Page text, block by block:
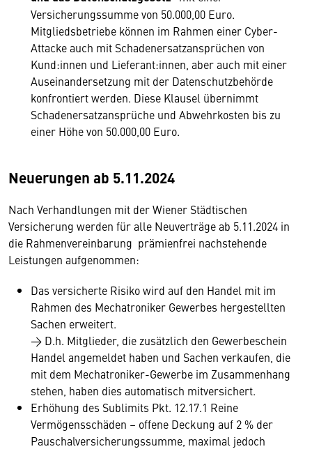
Versicherungssumme von 50.000,00 Euro.
Mitgliedsbetriebe können im Rahmen einer Cyber-
Attacke auch mit Schadenersatzansprüchen von
Kund:innen und Lieferant:innen, aber auch mit einer
Auseinandersetzung mit der Datenschutzbehörde
konfrontiert werden. Diese Klausel übernimmt
Schadenersatzansprüche und Abwehrkosten bis zu
einer Höhe von 50.000,00 Euro.
Neuerungen ab 5.11.2024
Nach Verhandlungen mit der Wiener Städtischen
Versicherung werden für alle Neuverträge ab 5.11.2024 in
die Rahmenvereinbarung prämienfrei nachstehende
Leistungen aufgenommen:
Das versicherte Risiko wird auf den Handel mit im
Rahmen des Mechatroniker Gewerbes hergestellten
Sachen erweitert.
→ D.h. Mitglieder, die zusätzlich den Gewerbeschein
Handel angemeldet haben und Sachen verkaufen, die
mit dem Mechatroniker-Gewerbe im Zusammenhang
stehen, haben dies automatisch mitversichert.
Erhöhung des Sublimits Pkt. 12.17.1 Reine
Vermögensschäden – offene Deckung auf 2 % der
Pauschalversicherungssumme, maximal jedoch